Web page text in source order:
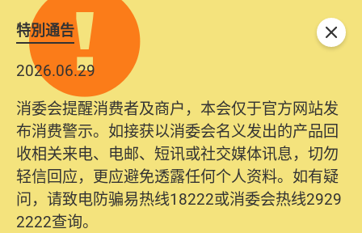
特別通告
2026.06.29
消委会提醒消费者及商户，本会仅于官方网站发
布消费警示。如接获以消委会名义发出的产品回
收相关来电、电邮、短讯或社交媒体讯息，切勿
轻信回应，更应避免透露任何个人资料。如有疑
问，请致电防骗易热线18222或消委会热线2929
2222查询。
关闭